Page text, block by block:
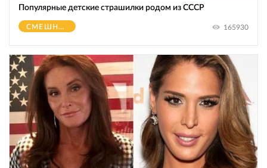
Популярные детские страшилки родом из СССР
СМЕШНОЕ 165930